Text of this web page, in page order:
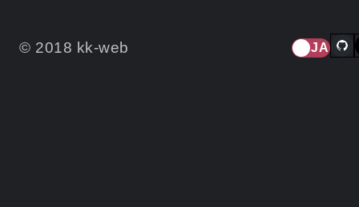
© 2018 kk-web JA